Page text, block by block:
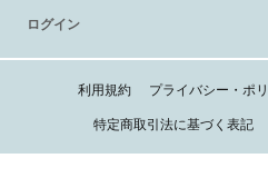
ログイン
利用規約 プライバシー・ポ
特定商取引法に基づく表記